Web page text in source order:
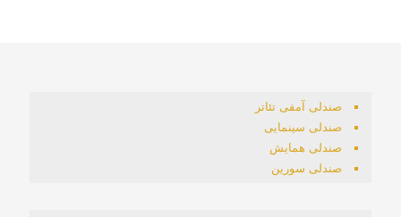
صندلی آمفی تئاتر
صندلی سینمایی
صندلی همایش
صندلی سورین